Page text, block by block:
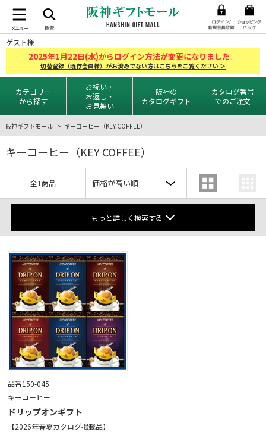
ゲスト様
2025年1月22日(水)からログイン方法が変更になりました。
切替登録（既存会員様）がお済みでない方はこちらをご覧ください ＞
カテゴリー
から探す
お祝い・
お返し・
お見舞い
阪神の
カタログギフト
カタログ番号
でのご注文
阪神ギフトモール キーコーヒー（KEY COFFEE）
キーコーヒー（KEY COFFEE）
全1商品
もっと詳しく検索する
品番150-045
キーコーヒー
ドリップオンギフト
【2026年春夏カタログ掲載品】